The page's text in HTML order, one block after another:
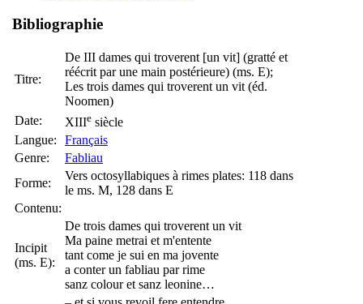
Bibliographie
Titre:
De III dames qui troverent [un vit] (gratté et
réécrit par une main postérieure) (ms. E);
Les trois dames qui troverent un vit (éd.
Noomen)
Date:
XIIIe siècle
Langue:
Français
Genre:
Fabliau
Forme:
Vers octosyllabiques à rimes plates: 118 dans
le ms. M, 128 dans E
Contenu:
Incipit
(ms. E):
De trois dames qui troverent un vit
Ma paine metrai et m'entente
tant come je sui en ma jovente
a conter un fabliau par rime
sanz colour et sanz leonine…